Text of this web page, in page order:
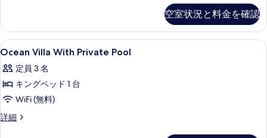
テ
ィ
グ
ル
ー
ム
ネ
テ
ィ
ン
グ
ル
ー
ム
の
て
の
真
を
表
示
Pool
の
詳
空室状況と料金を確認
Ocean
Villa
With
Private
Pool
の
高級寝具、低反発ベッド、ミニバー
17
Ocean Villa With Private Pool
定員 3 名
キングベッド 1 台
WiFi (無料)
詳細
Ocean